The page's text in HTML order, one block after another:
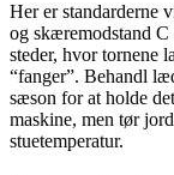
Her er standarderne
og skæremodstand
steder, hvor tornene
“fanger”. Behandl
sæson for at holde
maskine, men tør
stuetemperatur.